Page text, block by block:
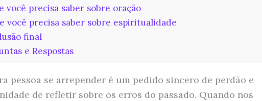
você precisa saber sobre oração
você precisa saber sobre espiritualidade
final
e Respostas
pessoa se arrepender é um pedido sincero de perdão e
de refletir sobre os erros do passado. Quando nos